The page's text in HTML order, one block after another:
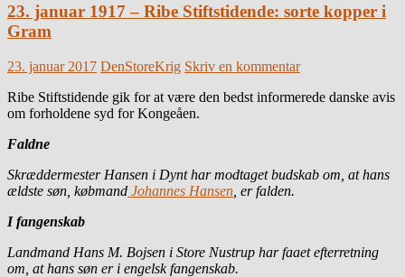
23. januar 1917 – Ribe Stiftstidende: sorte kopper i
Gram
23. januar 2017 DenStoreKrig Skriv en kommentar
Ribe Stiftstidende gik for at være den bedst informerede danske avis
om forholdene syd for Kongeåen.
Faldne
Skræddermester Hansen i Dynt har modtaget budskab om, at hans
ældste søn, købmand Johannes Hansen , er falden.
I fangenskab
Landmand Hans M. Bojsen i Store Nustrup har faaet efterretning
om, at hans søn er i engelsk fangenskab.